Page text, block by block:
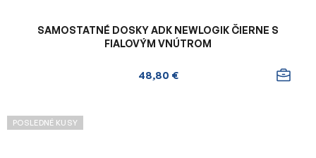
SAMOSTATNÉ DOSKY ADK NEWLOGIK ČIERNE S
FIALOVÝM VNÚTROM
48,80 €
POSLEDNÉ KUSY